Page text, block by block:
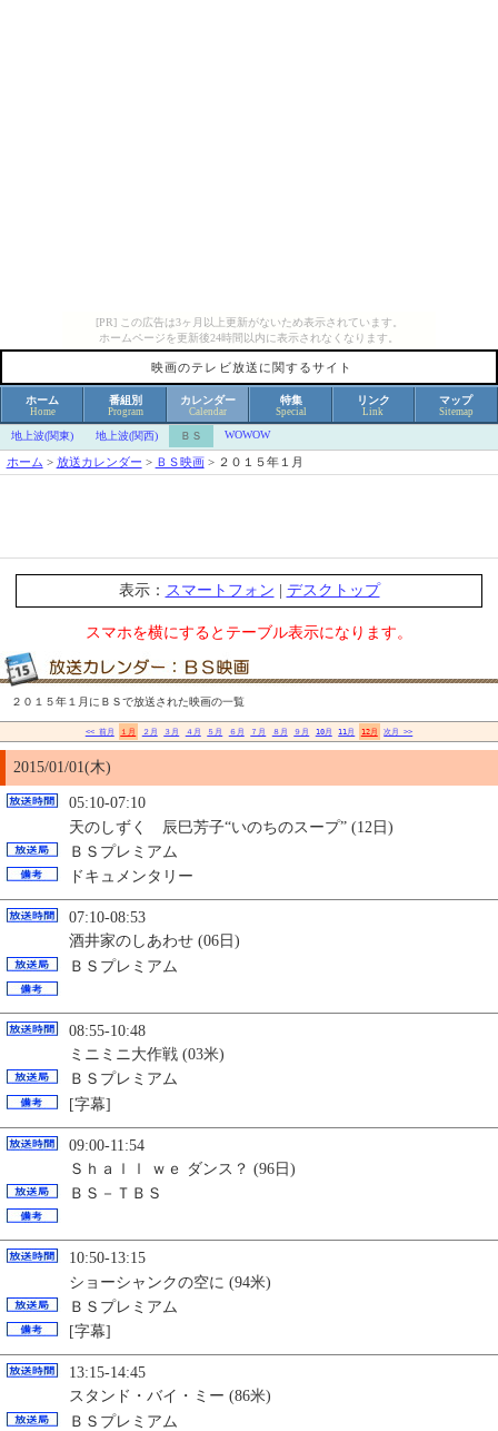
[PR] この広告は3ヶ月以上更新がないため表示されています。
ホームページを更新後24時間以内に表示されなくなります。
映画のテレビ放送に関するサイト
ホーム
Home
番組別
Program
カレンダー
Calendar
特集
Special
リンク
Link
マップ
Sitemap
地上波(関東) 地上波(関西) ＢＳ WOWOW
ホーム > 放送カレンダー > ＢＳ映画> ２０１５年１月
表示： スマートフォン デスクトップ
スマホを横にするとテーブル表示になります。
２０１５年１月にＢＳで放送された映画の一覧
<< 前月 １月 ２月 ３月 ４月 ５月 ６月 ７月 ８月 ９月 10月 11月 12月 次月 >>
2015/01/01(木)
05:10-07:10
天のしずく 辰巳芳子“いのちのスープ” (12日)
ＢＳプレミアム
ドキュメンタリー
07:10-08:53
酒井家のしあわせ (06日)
ＢＳプレミアム
08:55-10:48
ミニミニ大作戦 (03米)
ＢＳプレミアム
[字幕]
09:00-11:54
Ｓｈａｌｌ ｗｅ ダンス？ (96日)
ＢＳ－ＴＢＳ
10:50-13:15
ショーシャンクの空に (94米)
ＢＳプレミアム
[字幕]
13:15-14:45
スタンド・バイ・ミー (86米)
ＢＳプレミアム